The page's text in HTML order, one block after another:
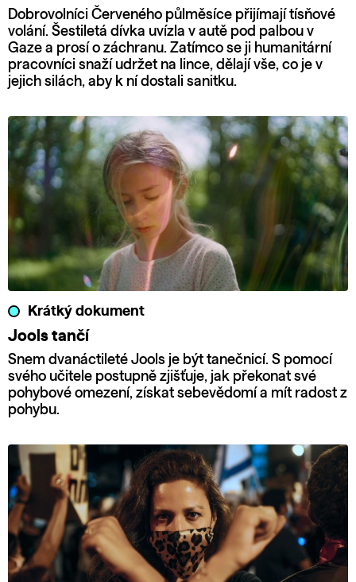
Dobrovolníci Červeného půlměsíce přijímají tísňové
volání. Šestiletá dívka uvízla v autě pod palbou v
Gaze a prosí o záchranu. Zatímco se ji humanitární
pracovníci snaží udržet na lince, dělají vše, co je v
jejich silách, aby k ní dostali sanitku.
Krátký dokument
Jools tančí
Snem dvanáctileté Jools je být tanečnicí. S pomocí
svého učitele postupně zjišťuje, jak překonat své
pohybové omezení, získat sebevědomí a mít radost z
pohybu.